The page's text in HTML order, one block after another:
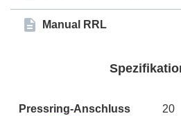
Manual RRL
Pressring-Anschluss
20